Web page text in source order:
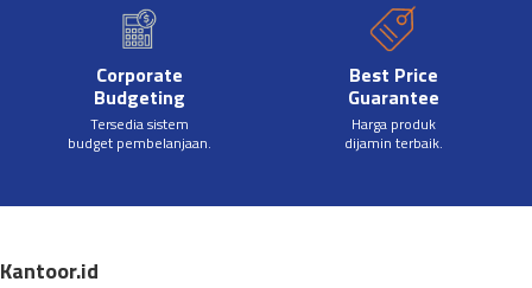
Corporate
Budgeting
Tersedia sistem
budget pembelanjaan.
Best Price
Guarantee
Harga produk
dijamin terbaik.
Kantoor.id